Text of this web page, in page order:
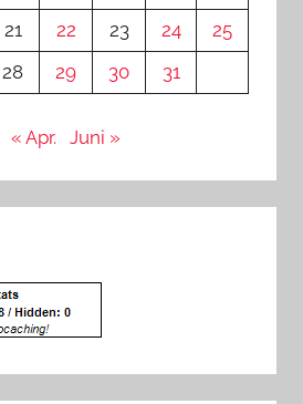
21 22 23 24
25
28 29 30 31
« Apr. Juni »